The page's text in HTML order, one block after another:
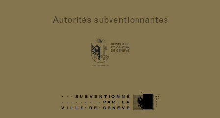
Autorités subventionnantes